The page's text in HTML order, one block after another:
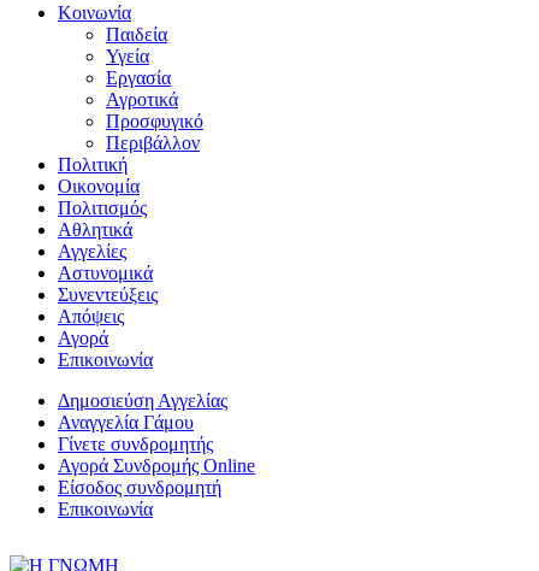
Κοινωνία
Παιδεία
Υγεία
Εργασία
Αγροτικά
Προσφυγικό
Περιβάλλον
Πολιτική
Οικονομία
Πολιτισμός
Αθλητικά
Αγγελίες
Αστυνομικά
Συνεντεύξεις
Απόψεις
Αγορά
Επικοινωνία
Δημοσιεύση Αγγελίας
Αναγγελία Γάμου
Γίνετε συνδρομητής
Αγορά Συνδρομής Online
Είσοδος συνδρομητή
Επικοινωνία